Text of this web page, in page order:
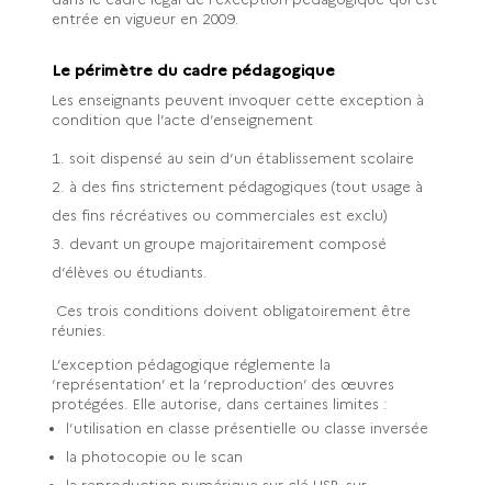
entrée en vigueur en 2009.
Le périmètre du cadre pédagogique
Les enseignants peuvent invoquer cette exception à
condition que l’acte d’enseignement
soit dispensé au sein d’un établissement scolaire
à des fins strictement pédagogiques (tout usage à
des fins récréatives ou commerciales est exclu)
devant un groupe majoritairement composé
d’élèves ou étudiants.
Ces trois conditions doivent obligatoirement être
réunies.
L’exception pédagogique réglemente la
‘représentation’ et la ‘reproduction’ des œuvres
protégées. Elle autorise, dans certaines limites :
l’utilisation en classe présentielle ou classe inversée
la photocopie ou le scan